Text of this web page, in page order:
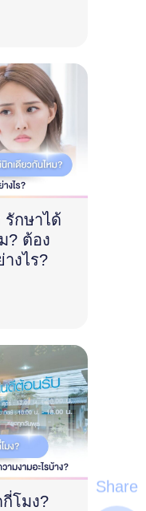
Share
รักษาได้
? ต้อง
งไร?
โมง?